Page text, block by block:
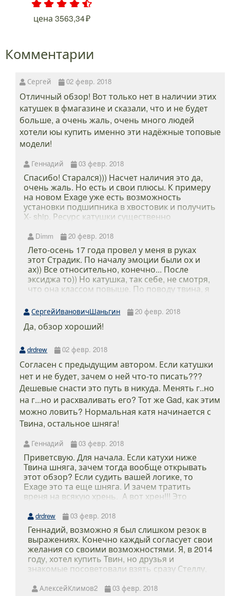
. . . . .
цена 3563,34
Комментарии
Сергей 02 февр. 2018
Отличный обзор! Вот только нет в наличии этих
катушек в фмагазине и сказали, что и не будет
больше, а очень жаль, очень много людей
хотели юы купить именно эти надёжные топовые
модели!
Геннадий 03 февр. 2018
Спасибо! Старался))) Насчет наличия это да,
очень жаль. Но есть и свои плюсы. К примеру
на новом Exage уже есть возможность
установки подшипника в хвостовик и получить
X- ship. Ресурс катушки существенно
убедился. Хоть и гонял катуху особо не
перегружая, тем не менее из- за износа ротор
начал сильнее люфтить. Сейчас думаю о
новом агрегате, очень охото взять что- то
классом выше например Stradic. Хотя и эта
катуха хрень, так говорят некоторые люди и
все, что ниже твина, это все фигня)))
Dimm 20 февр. 2018
Лето-осень 17 года провел у меня в руках
этот Страдик. По началу эмоции были ох и
ах)) Все относительно, конечно... После
эксиджа то)) Но катушка, так себе, не смотря,
что она классом повыше. По поводу твина, я
потратьте. У друга твин, я им тоже рыбачил.
Хоть денег не жалко будет и абсолютно
другое качество и удовольствие получите.
обязательно обзаведусь твином.
СергейИвановичШаньгин 20 февр. 2018
Да, обзор хороший!
drdrew 02 февр. 2018
Согласен с предыдущим автором. Если катушки
нет и не будет, зачем о ней что-то писать???
Дешевые снасти это путь в никуда. Менять г..но
на г...но и расхваливать его? Тот же Gad, как этим
можно ловить? Нормальная катя начинается с
Твина, остальное шняга!
Геннадий 03 февр. 2018
Приветсвую. Для начала. Если катухи ниже
Твина шняга, зачем тогда вообще открывать
этот обзор? Если судить вашей логике, то
Exage это та еще шняга. И зачем тратить
вреня на всякую хрень. А вот хрен!!! Это
топовый. Конечно, я уверен, что Твин куда
более надежен. Наверное его надежность я и
не оценю никогда. Все потому, что есть
категория людей, которая не может себе
позволить такого рода катушки или попросту
не горит желанием тратить такие бабки на
катуху. Мне к примеру не нужно Твина мне и
Страдика до пенсии хватит. Зачем мне брать
Твин если рыбак выходного дня? Зачем мне
drdrew 03 февр. 2018
Геннадий, возможно я был слишком резок в
выражениях. Конечно каждый согласует свои
желания со своими возможностями. Я, в 2014
году, хотел купить Твин, но друзья и
знакомые посоветовали взять сразу Стеллу,
говоря, офигел! До этого у меня уже был и
АлексейКлимов2 03 февр. 2018